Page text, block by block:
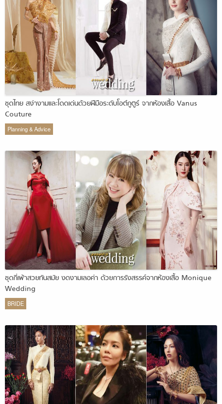
ชุดไทย สง่างามและโดดเด่นด้วยฝีมือระดับโอต์กูตูร์ จากห้องเสื้อ Vanus
Couture
Planning & Advice
ชุดกี่เพ้าสวยทันสมัย งดงามเลอค่า ด้วยการรังสรรค์จากห้องเสื้อ Monique
Wedding
BRIDE